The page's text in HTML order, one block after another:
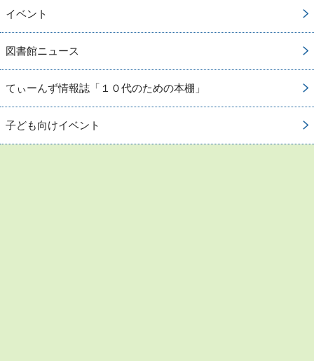
イベント
図書館ニュース
てぃーんず情報誌「１０代のための本棚」
子ども向けイベント